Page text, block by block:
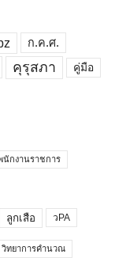
ก.ค.ศ.
คุรุสภา คู่มือ
นักงานราชการ
ลูกเสือ วPA
วิทยาการคำนวณ